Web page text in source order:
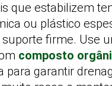
que estabilizem
ou plástico
suporte firme. Use
composto
para garantir